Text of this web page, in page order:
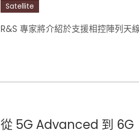
Satellite
R&S 專家將介紹於支援相控陣列天
從 5G Advanced 到 6G